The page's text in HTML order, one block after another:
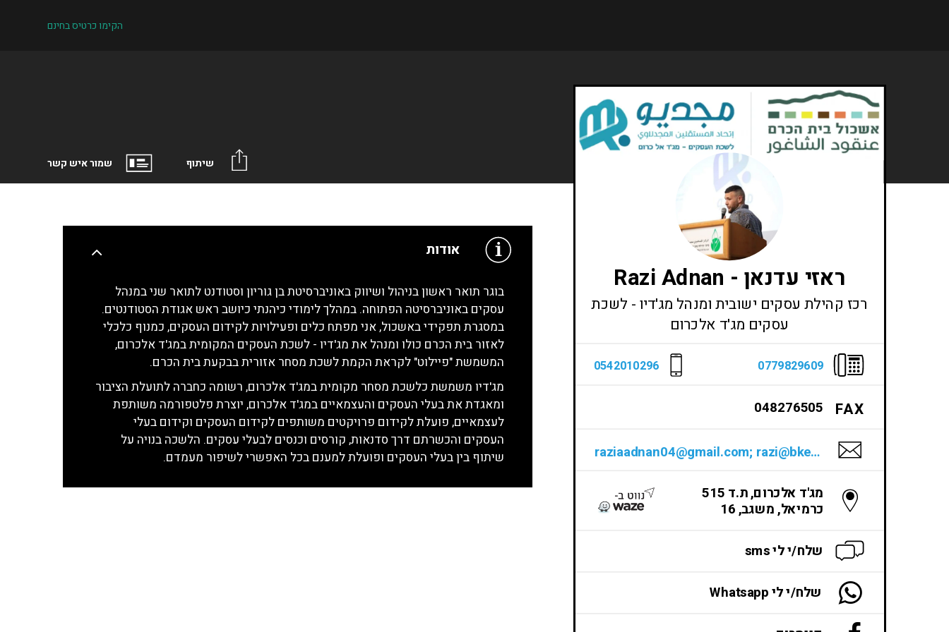
הקימו כרטיס בחינם
שמור איש קשר שיתוף
ראזי עדנאן - Razi Adnan
רכז קהילת עסקים ישובית ומנהל מג'דיו - לשכת
עסקים מג'ד אלכרום
0779829609
0542010296
FAX
048276505
raziaadnan04@gmail.com; razi@bkerem.org.il
מג'ד אלכרום, ת.ד 515
כרמיאל, משגב, 16
שלח/י לי sms
שלח/י לי Whatsapp
אודות
בוגר תואר ראשון בניהול ושיווק באוניברסיטת בן גוריון וסטודנט לתואר שני במנהל
עסקים באוניברסיטה הפתוחה. במהלך לימודי כיהנתי כיושב ראש אגודת הסטודנטים.
במסגרת תפקידי באשכול, אני מפתח כלים ופעילויות לקידום העסקים, כמנוף כלכלי
לאזור בית הכרם כולו ומנהל את מג'דיו - לשכת העסקים המקומית במג'ד אלכרום,
המשמשת "פיילוט" לקראת הקמת לשכת מסחר אזורית בבקעת בית הכרם.
מג'דיו משמשת כלשכת מסחר מקומית במג'ד אלכרום, רשומה כחברה לתועלת הציבור
ומאגדת את בעלי העסקים והעצמאיים במג'ד אלכרום, יוצרת פלטפורמה משותפת
לעצמאיים, פועלת לקידום פרויקטים משותפים לקידום העסקים וקידום בעלי
העסקים והכשרתם דרך סדנאות, קורסים וכנסים לבעלי עסקים. הלשכה בנויה על
שיתוף בין בעלי העסקים ופועלת למענם בכל האפשרי לשיפור מעמדם.